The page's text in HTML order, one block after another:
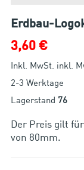
Erdbau-
3,60 €
Inkl. MwSt. inkl.
2-3 Werktage
Lagerstand 76
Der Preis gilt
von 80mm.